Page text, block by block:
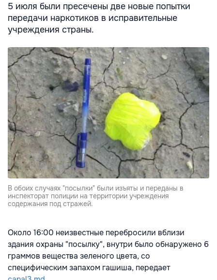
5 июля были пресечены две новые попытки
передачи наркотиков в исправительные
учреждения страны.
В обоих случаях "посылки" были изъяты и переданы в
инспекторат полиции на территории учреждения
содержания под стражей.
Около 16:00 неизвестные перебросили вблизи
здания охраны "посылку", внутри было обнаружено 6
граммов вещества зеленого цвета, со
специфическим запахом гашиша, передает